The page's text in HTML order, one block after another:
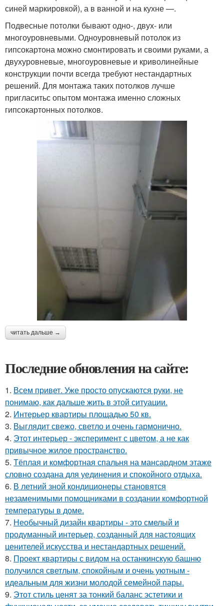
синей маркировкой), а в ванной и на кухне —.
Подвесные потолки бывают одно-, двух- или
многоуровневыми. Одноуровневый потолок из
гипсокартона можно смонтировать и своими руками, а
двухуровневые, многоуровневые и криволинейные
конструкции почти всегда требуют нестандартных
решений. Для монтажа таких потолков лучше
пригласитьс опытом монтажа именно сложных
гипсокартонных потолков.
читать дальше →
Последние обновления на сайте:
1. Всем привет. Уже просто опускаются руки, не
понимаю, как дальше жить в этой ситуации.
2. Интерьер квартиры площадью 50 кв.
3. Выглядит свежо, светло и очень гармонично.
4. Этот интерьер - эксперимент с цветом, а не как
привычное жилое пространство.
5. Тёплая и комфортная спальня на мансардном этаже
словно создана для уединения и спокойного отдыха.
6. В летний зной кондиционеры становятся
незаменимыми помощниками в создании комфортной
температуры в доме.
7. Необычный дизайн квартиры - это смелый и
продуманный интерьер, созданный для настоящих
ценителей искусства и нестандартных решений.
8. Проект квартиры с видом на останкинскую башню
получился светлым, спокойным и очень уютным -
идеальным для жизни молодой семейной пары.
9. Этот стиль ценят за тонкий баланс эстетики и